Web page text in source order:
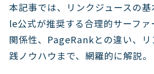
本記事では、リンクジュースの
le公式が推奨する合理的サーファ
関係性、PageRankとの違い、リ
践ノウハウまで、網羅的に解説。